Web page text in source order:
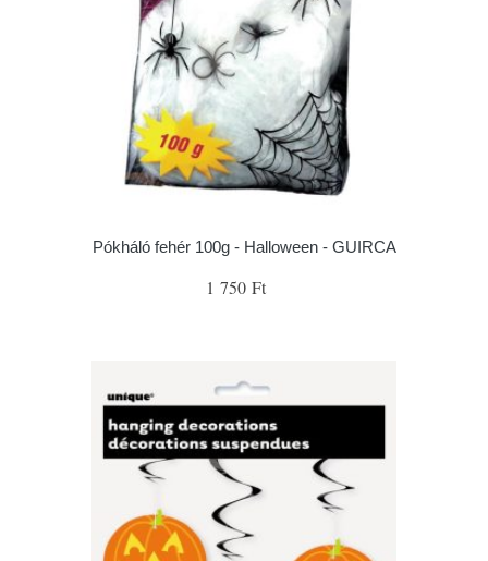
Pókháló fehér 100g - Halloween - GUIRCA
1 750 Ft